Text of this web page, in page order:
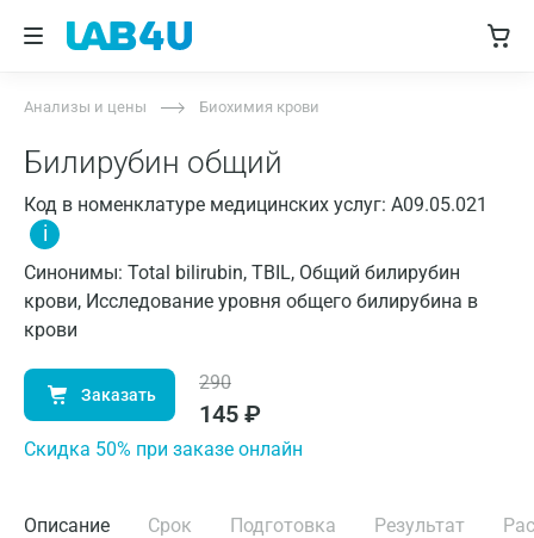
Анализы и цены Биохимия крови
Билирубин общий
Код в номенклатуре медицинских услуг: A09.05.021
i
Синонимы: Total bilirubin, TBIL, Общий билирубин
крови, Исследование уровня общего билирубина в
крови
Заказать
290
145 ₽
Cкидка 50% при заказе онлайн
Описание Срок Подготовка Результат